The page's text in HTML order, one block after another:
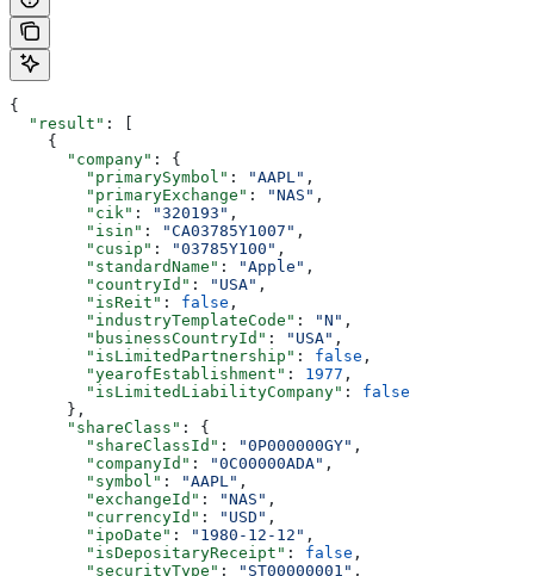
{
  "result"
: [
    {
      "company"
: {
        "primarySymbol"
: "AAPL" ,
        "primaryExchange"
: "NAS" ,
        "cik"
: "320193" ,
        "isin"
: "CA03785Y1007" ,
        "cusip"
: "03785Y100" ,
        "standardName"
: "Apple" ,
        "countryId"
: "USA" ,
        "isReit"
: false ,
        "industryTemplateCode"
: "N" ,
        "businessCountryId"
: "USA" ,
        "isLimitedPartnership"
: false ,
        "yearofEstablishment"
: 1977 ,
        "isLimitedLiabilityCompany"
: false
      },
      "shareClass"
: {
        "shareClassId"
: "0P000000GY" ,
        "companyId"
: "0C00000ADA" ,
        "symbol"
: "AAPL" ,
        "exchangeId"
: "NAS" ,
        "currencyId"
: "USD" ,
        "ipoDate"
: "1980-12-12" ,
        "isDepositaryReceipt"
: false ,
        "securityType"
: "ST00000001" ,